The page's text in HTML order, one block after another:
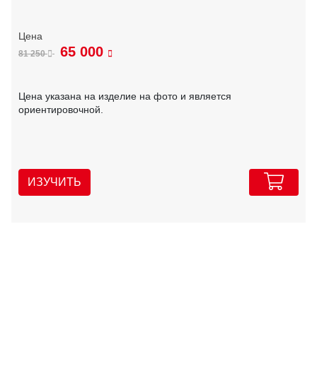
81 250 65 000
Цена указана на изделие на фото и является
ориентировочной.
ИЗУЧИТЬ